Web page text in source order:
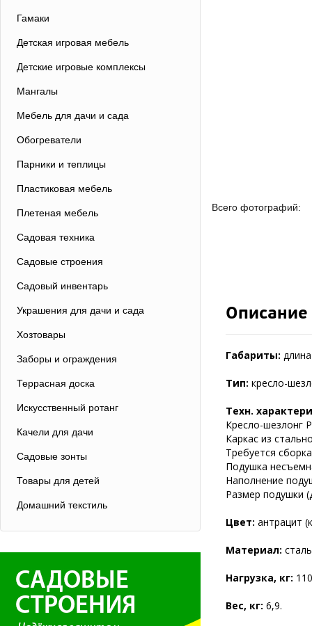
Гамаки
Детская игровая мебель
Детские игровые комплексы
Мангалы
Мебель для дачи и сада
Обогреватели
Парники и теплицы
Пластиковая мебель
Плетеная мебель
Садовая техника
Садовые строения
Садовый инвентарь
Украшения для дачи и сада
Хозтовары
Заборы и ограждения
Террасная доска
Искусственный ротанг
Качели для дачи
Садовые зонты
Товары для детей
Домашний текстиль
Всего фотографий:
Описание
Габариты:
Тип: кресло-
Техн.
Кресло-шезлонг
Каркас из
Требуется
Подушка
Наполнение
Размер подушки
Цвет: антрацит
Материал:
Нагрузка, кг:
Вес, кг: 6,9.